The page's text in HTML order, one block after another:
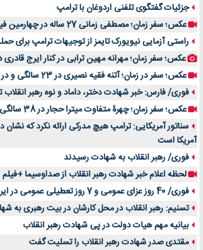
جزئیات گفتگوی تلفنی اردوغان با ترامپ
عکس؛ سفر زمان؛ مصطفی زمانی 27 ساله در چهارمین فیلمش در کنار هنگامه حمیدزاده؛
راستی آزمایی نیویورک تایمز از توجیهات ترامپ برای
عکس؛ سفر زمان؛ مهرانه مهین ترابی در کنار ایرج قادری
عکس؛ سفر در زمان؛ آتنه فقیه نصیری در 23 سالگی و در دومین فیلم اش؛ سال 70
فوری/ فارس: خبر شهادت دختر، داماد و نوه رهبر انقلاب
عکس؛ سفر زمان؛ چهرۀ متفاوت میترا حجار در 38 سالگی در فیلم 360 درجه
سناتور آمریکایی: ترامپ هیچ مدرکی ارائه نکرد که نشان
آمریکا است
فوری/ رهبر انقلاب به شهادت رسیدند
لحظه اعلام خبر شهادت رهبر انقلاب از صداوسیما +فیلم
فوری/ 40 روز عزای عمومی و 7 روز تعطیلی عمومی در ایران اعلام شد
تسنیم: رهبر انقلاب در محل کارشان در بیت رهبری به
بیانیه مهم هیات دولت در پی شهادت رهبر انقلاب
مقتدی صدر شهادت رهبر انقلاب را تسلیت گفت